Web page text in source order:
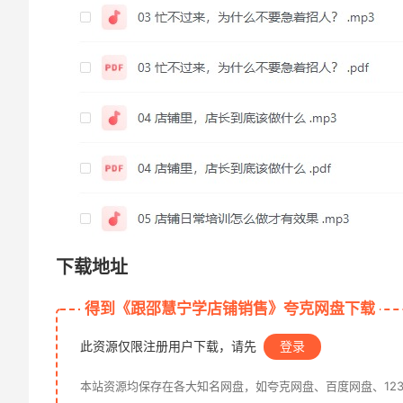
下载地址
得到《跟邵慧宁学店铺销售》夸克网盘下载
此资源仅限注册用户下载，请先 登录
本站资源均保存在各大知名网盘，如夸克网盘、百度网盘、